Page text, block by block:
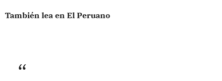
También lea en El Peruano